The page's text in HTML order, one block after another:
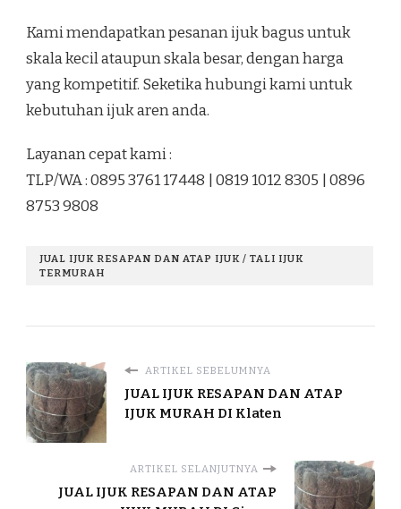
Kami mendapatkan pesanan ijuk bagus untuk
skala kecil ataupun skala besar, dengan harga
yang kompetitif. Seketika hubungi kami untuk
kebutuhan ijuk aren anda.
Layanan cepat kami :
TLP/WA : 0895 3761 17448 | 0819 1012 8305 | 0896
8753 9808
JUAL IJUK RESAPAN DAN ATAP IJUK / TALI IJUK
TERMURAH
ARTIKEL SEBELUMNYA
JUAL IJUK RESAPAN DAN ATAP
IJUK MURAH DI Klaten
ARTIKEL SELANJUTNYA
JUAL IJUK RESAPAN DAN ATAP